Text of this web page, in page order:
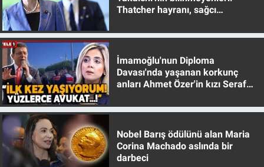
Thatcher hayranı, sağcı
İmamoğlu'nun Diploma
Davası'nda yaşanan korkunç
anları Ahmet Özer'in kızı Seraf
Nobel Barış ödülünü alan Maria
Corina Machado aslında bir
darbeci